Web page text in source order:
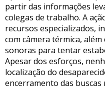
partir das informações
colegas de trabalho. A
recursos especializados,
com câmera térmica,
sonoras para tentar
Apesar dos esforços,
localização do
encerramento das buscas